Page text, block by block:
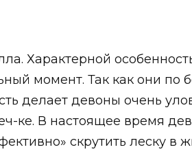
Характерной
момент. Так как они по
делает девоны очень
ке. В настоящее время
скрутить леску в